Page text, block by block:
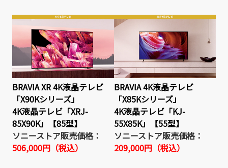
BRAVIA XR 4K液晶テレビ
「X90Kシリーズ」
4K液晶テレビ「XRJ-
85X90K」【85型】
ソニーストア販売価格：
506,000円（税込）
BRAVIA 4K液晶テレビ
「X85Kシリーズ」
4K液晶テレビ「KJ-
55X85K」【55型】
ソニーストア販売価格：
209,000円 （税込）